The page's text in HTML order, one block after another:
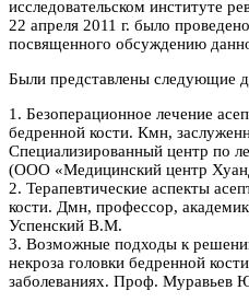
исследовательском институте
22 апреля 2011 г. было
посвященного обсуждению
Были представлены следующие
1. Безоперационное лечение
бедренной кости. Кмн,
Специализированный центр по
(ООО «Медицинский центр
2. Терапевтические аспекты
кости. Дмн, профессор,
Успенский В.М.
3. Возможные подходы к
некроза головки бедренной
заболеваниях. Проф. Муравьев